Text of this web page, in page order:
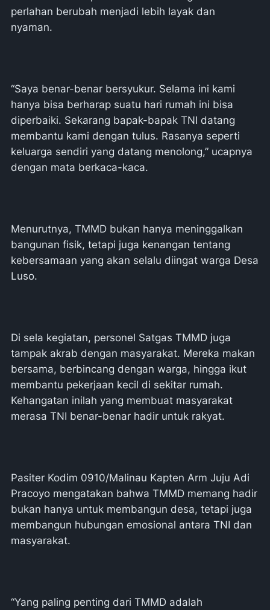
perlahan berubah menjadi lebih layak dan
nyaman.
“Saya benar-benar bersyukur. Selama ini kami
hanya bisa berharap suatu hari rumah ini bisa
diperbaiki. Sekarang bapak-bapak TNI datang
membantu kami dengan tulus. Rasanya seperti
keluarga sendiri yang datang menolong,” ucapnya
dengan mata berkaca-kaca.
Menurutnya, TMMD bukan hanya meninggalkan
bangunan fisik, tetapi juga kenangan tentang
kebersamaan yang akan selalu diingat warga Desa
Luso.
Di sela kegiatan, personel Satgas TMMD juga
tampak akrab dengan masyarakat. Mereka makan
bersama, berbincang dengan warga, hingga ikut
membantu pekerjaan kecil di sekitar rumah.
Kehangatan inilah yang membuat masyarakat
merasa TNI benar-benar hadir untuk rakyat.
Pasiter Kodim 0910/Malinau Kapten Arm Juju Adi
Pracoyo mengatakan bahwa TMMD memang hadir
bukan hanya untuk membangun desa, tetapi juga
membangun hubungan emosional antara TNI dan
masyarakat.
“Yang paling penting dari TMMD adalah